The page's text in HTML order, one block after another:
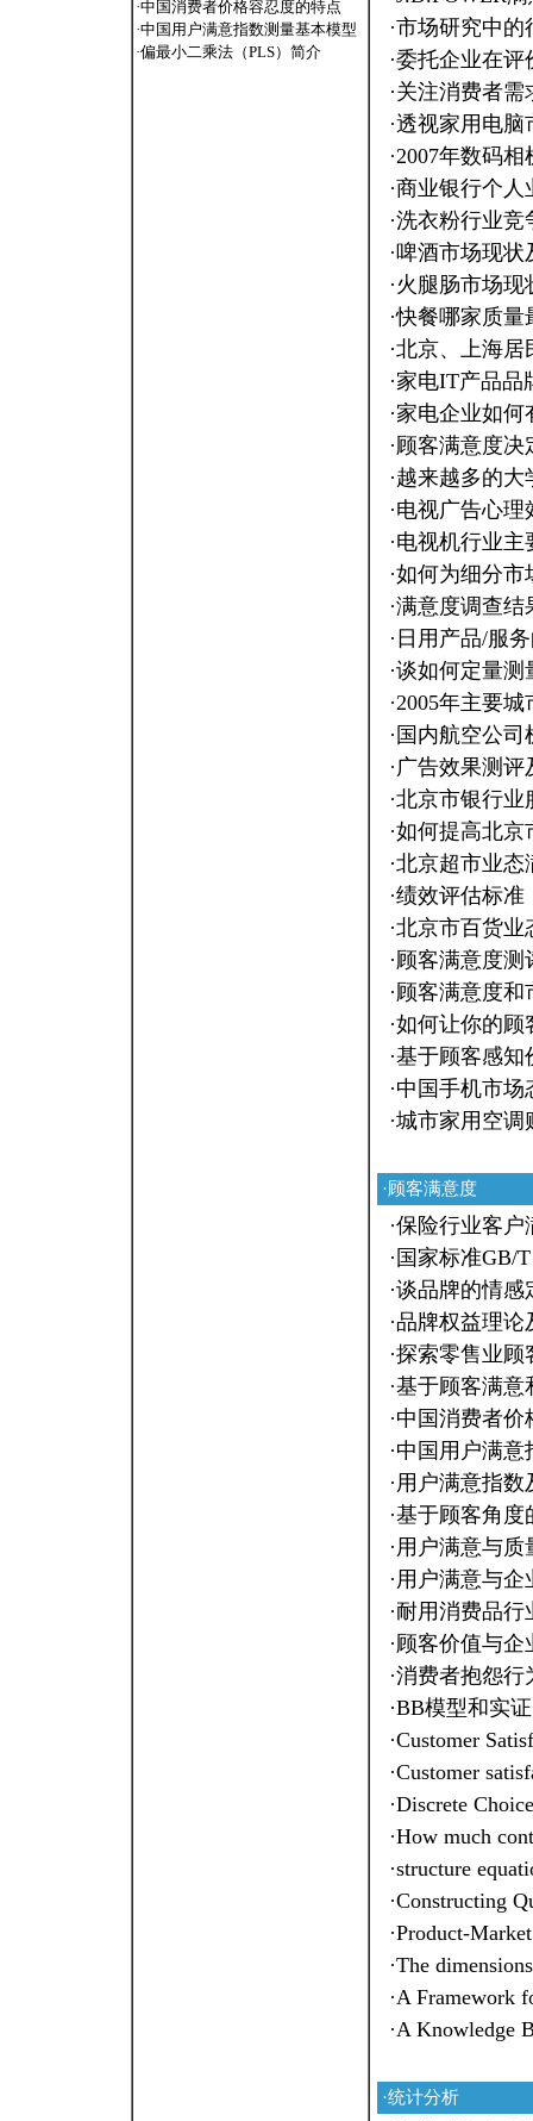
·中国消费者价格容忍度的特点
·中国用户满意指数测量基本模型
·偏最小二乘法（PLS）简介
·市场研究中的
·委托企业在评
·关注消费者
·透视家用电脑
·2007年数码
·商业银行个人
·洗衣粉行业竞
·啤酒市场现状
· 火腿肠市场现
·快餐哪家质量
·北京、上海居
·家电IT产品品
·家电企业如何
·顾客满意度决
·越来越多的大
·电视广告心
·电视机行业主
·如何为细分市
·满意度调查结
· 日用产品/服
·谈如何定量测
·2005年主要
· 国内航空公
· 广告效果测评
·北京市银行业
·如何提高北京
·北京超市业态
·绩效评估标准
·北京市百货业
·顾客满意度测
·顾客满意度和
·如何让你的顾
·基于顾客感知
·中国手机市场
·城市家用空调
·顾客满意度
·保险行业客户
· 国家标准GB/
·谈品牌的情感
·品牌权益理论
·探索零售业顾
·基于顾客满意
·中国消费者价
·中国用户满意
·用户满意指数
·基于顾客角度
·用户满意与质
·用户满意与企
·耐用消费品行
·顾客价值与
·消费者抱怨行
·BB模型和实
·Customer
·Customer
·Discrete
·How much
·structure
·Constructing
·Product-
·The
·A Framework
·A Knowledge
·统计分析